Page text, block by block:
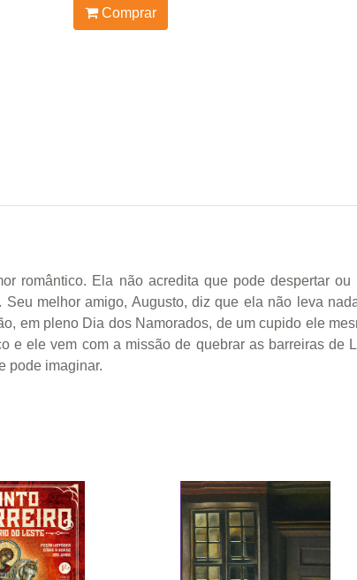
Comprar
romântico. Ela não acredita que pode despertar
melhor amigo, Augusto, diz que ela não leva
em pleno Dia dos Namorados, de um cupido ele
e ele vem com a missão de quebrar as barreiras de
pode imaginar.